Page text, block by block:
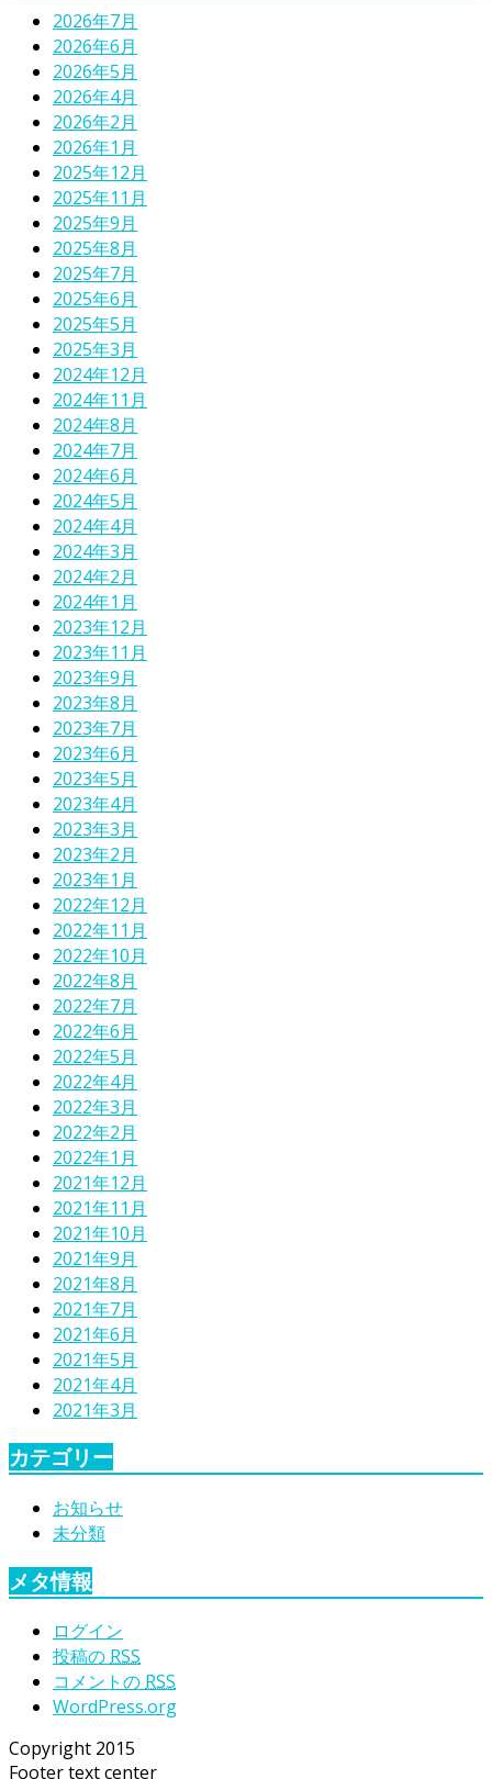
2026年7月
2026年6月
2026年5月
2026年4月
2026年2月
2026年1月
2025年12月
2025年11月
2025年9月
2025年8月
2025年7月
2025年6月
2025年5月
2025年3月
2024年12月
2024年11月
2024年8月
2024年7月
2024年6月
2024年5月
2024年4月
2024年3月
2024年2月
2024年1月
2023年12月
2023年11月
2023年9月
2023年8月
2023年7月
2023年6月
2023年5月
2023年4月
2023年3月
2023年2月
2023年1月
2022年12月
2022年11月
2022年10月
2022年8月
2022年7月
2022年6月
2022年5月
2022年4月
2022年3月
2022年2月
2022年1月
2021年12月
2021年11月
2021年10月
2021年9月
2021年8月
2021年7月
2021年6月
2021年5月
2021年4月
2021年3月
カテゴリー
お知らせ
未分類
メタ情報
ログイン
投稿の RSS
コメントの RSS
WordPress.org
Copyright 2015
Footer text center